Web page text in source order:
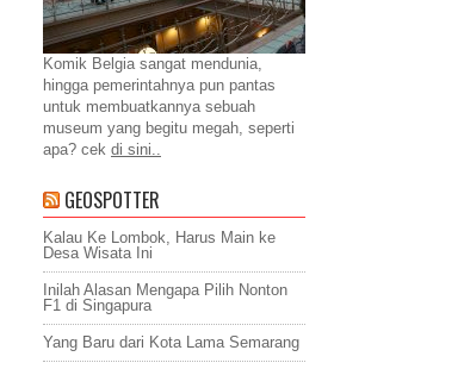
Komik Belgia sangat mendunia,
hingga pemerintahnya pun pantas
untuk membuatkannya sebuah
museum yang begitu megah, seperti
apa? cek di sini..
GEOSPOTTER
Kalau Ke Lombok, Harus Main ke
Desa Wisata Ini
Inilah Alasan Mengapa Pilih Nonton
F1 di Singapura
Yang Baru dari Kota Lama Semarang